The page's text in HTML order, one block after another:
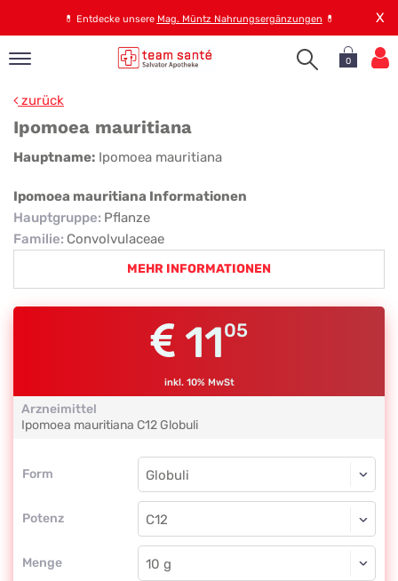
💊 Entdecke unsere Mag. Müntz Nahrungsergänzungen 💊 X
0
zurück
Ipomoea mauritiana
Ipomoea
mauritiana
Hauptname: Ipomoea mauritiana
Ipomoea mauritiana Informationen
Hauptgruppe: Pflanze
Familie: Convolvulaceae
MEHR INFORMATIONEN
1105
inkl. 10% MwSt
Arzneimittel
Ipomoea mauritiana C12 Globuli
Form
Form
Potenz
Globuli
C12
Menge
Globuli